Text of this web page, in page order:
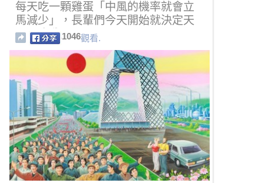
每天吃一顆雞蛋「中風的機率就會立
馬減少」，長輩們今天開始就決定天
天要吃雞蛋了！
1046觀看.